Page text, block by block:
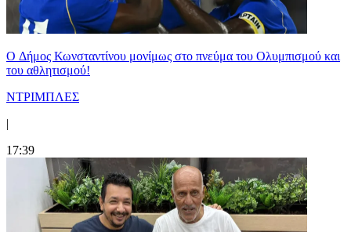
O Δήμος Κωνσταντίνου μονίμως στο πνεύμα του Ολυμπισμού και
του αθλητισμού!
ΝΤΡΙΜΠΛΕΣ
|
17:39